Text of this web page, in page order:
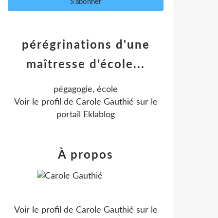
pérégrinations d'une
maîtresse d'école...
pégagogie, école
Voir le profil de Carole Gauthié sur le
portail Eklablog
À propos
Voir le profil de Carole Gauthié sur le